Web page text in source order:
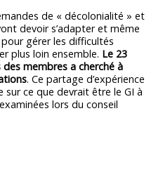
de « décolonialité » et
devoir s’adapter et même
gérer les difficultés
plus loin ensemble. Le 23
membres a cherché à
. Ce partage d’expérience
sur ce que devrait être le GI à
lors du conseil